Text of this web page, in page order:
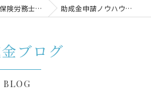
三重の助成金申請なら社会保険労務士法人あのつオフィス 助成金申請ノウハウを公開(ブログ)
ブログ
BLOG